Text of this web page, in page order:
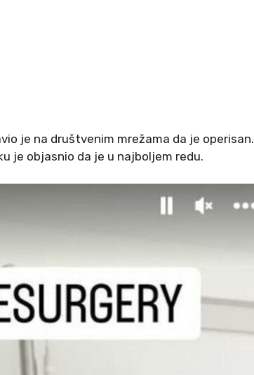
je na društvenim mrežama da je operisan.
je objasnio da je u najboljem redu.